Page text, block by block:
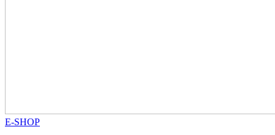
E-SHOP